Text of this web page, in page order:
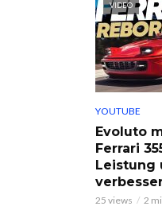
VIDEO
YOUTUBE
Evoluto
Ferrari
Leistung
25 views 2